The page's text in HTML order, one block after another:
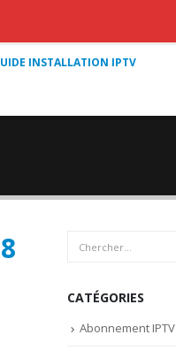
INSTALLATION IPTV
CATÉGORIES
Abonnement IPTV